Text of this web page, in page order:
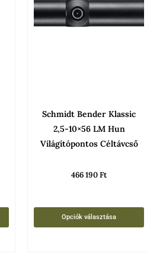
variációja
termékoldalon
választhatók
Schmidt Bender Klassic
2,5-10×56 LM Hun
Világítópontos Céltávcső
466 190Ft
Opciók választása